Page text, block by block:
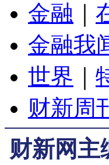
金融
金融我
世界
财新周
财新网主